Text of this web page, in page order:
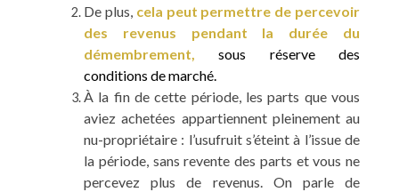
De plus, cela peut permettre de percevoir
des revenus pendant la durée du
démembrement,sous réserve des
conditions de marché.
À la fin de cette période, les parts que vous
aviez achetées appartiennent pleinement au
nu-propriétaire : l’usufruit s’éteint à l’issue de
la période, sans revente des parts et vous ne
percevez plus de revenus. On parle de